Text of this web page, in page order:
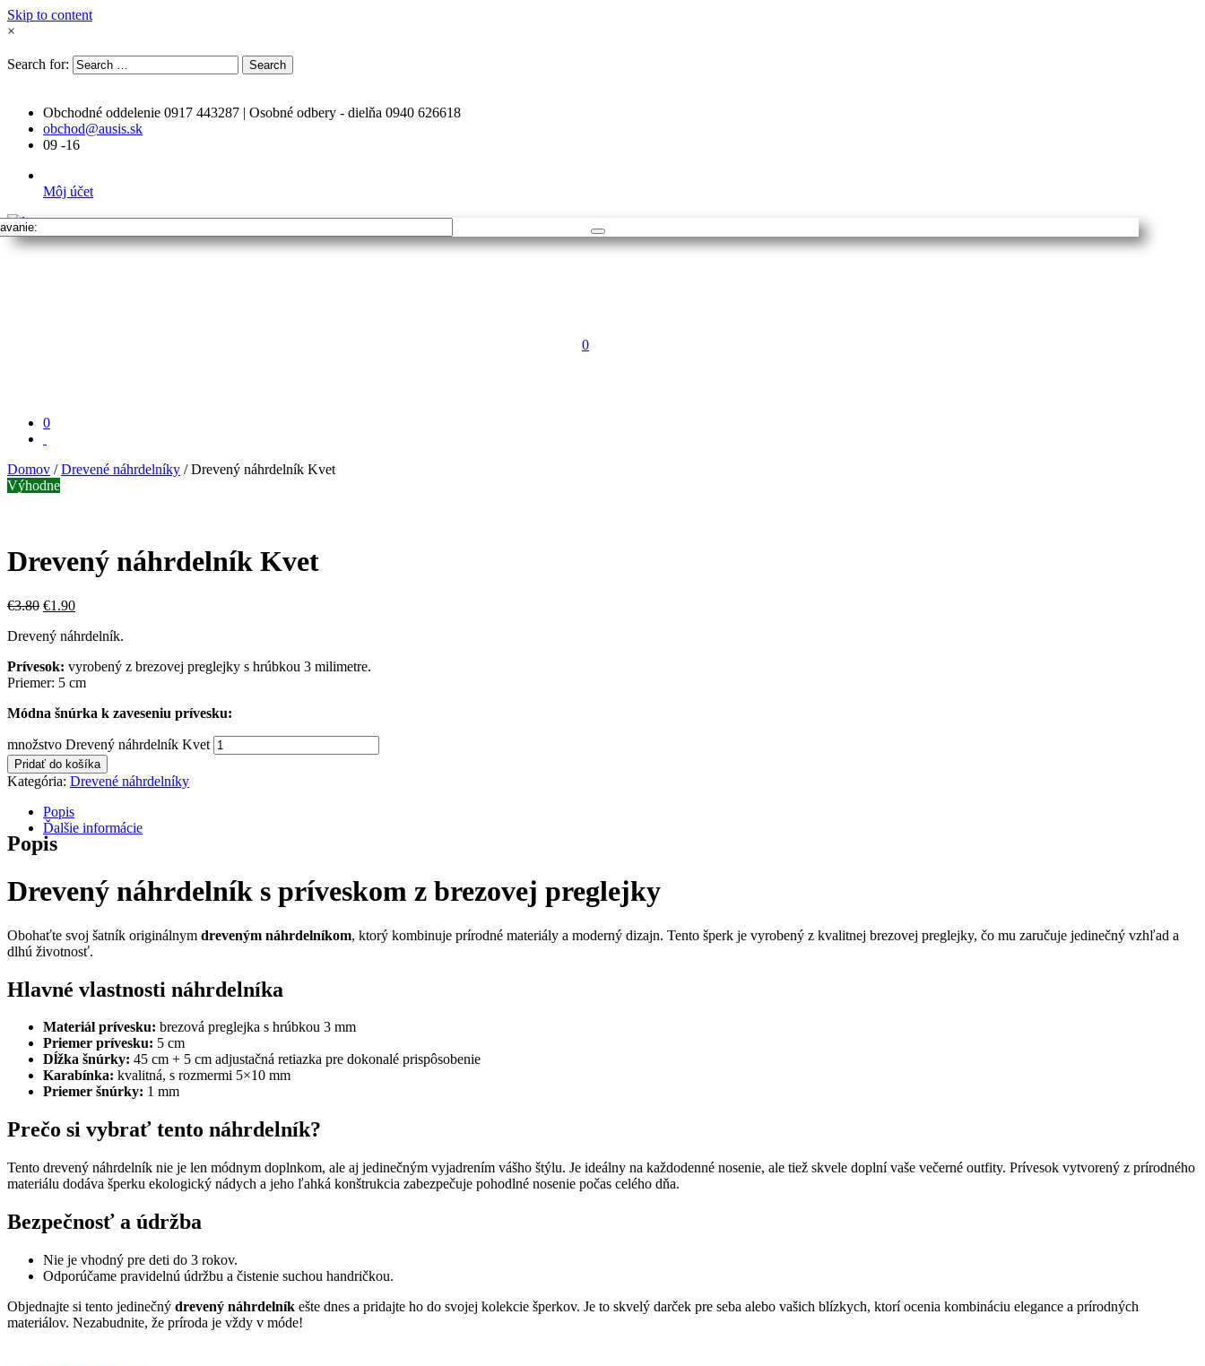
Skip to content
×
Search for: Search
Obchodné oddelenie 0917 443287 | Osobné odbery - dielňa 0940 626618
obchod@ausis.sk
09 -16
Môj účet
Vyhľadavanie:
0
0
Domov /Drevené náhrdelníky / Drevený náhrdelník Kvet
Výhodne
Drevený náhrdelník Kvet
€3.80 €1.90
Drevený náhrdelník.
Prívesok: vyrobený z brezovej preglejky s hrúbkou 3 milimetre.
Priemer: 5 cm
Módna šnúrka k zaveseniu prívesku:
množstvo Drevený náhrdelník Kvet
Pridať do košíka
Kategória: Drevené náhrdelníky
Popis
Ďalšie informácie
Popis
Drevený náhrdelník s príveskom z brezovej preglejky
Obohaťte svoj šatník originálnym dreveným náhrdelníkom, ktorý kombinuje prírodné materiály a moderný dizajn. Tento šperk je vyrobený z kvalitnej brezovej preglejky, čo mu zaručuje jedinečný vzhľad a
dlhú životnosť.
Hlavné vlastnosti náhrdelníka
Materiál prívesku: brezová preglejka s hrúbkou 3 mm
Priemer prívesku: 5 cm
Dĺžka šnúrky: 45 cm + 5 cm adjustačná retiazka pre dokonalé prispôsobenie
Karabínka: kvalitná, s rozmermi 5×10 mm
Priemer šnúrky: 1 mm
Prečo si vybrať tento náhrdelník?
Tento drevený náhrdelník nie je len módnym doplnkom, ale aj jedinečným vyjadrením vášho štýlu. Je ideálny na každodenné nosenie, ale tiež skvele doplní vaše večerné outfity. Prívesok vytvorený z prírodného
materiálu dodáva šperku ekologický nádych a jeho ľahká konštrukcia zabezpečuje pohodlné nosenie počas celého dňa.
Bezpečnosť a údržba
Nie je vhodný pre deti do 3 rokov.
Odporúčame pravidelnú údržbu a čistenie suchou handričkou.
Objednajte si tento jedinečný drevený náhrdelník ešte dnes a pridajte ho do svojej kolekcie šperkov. Je to skvelý darček pre seba alebo vašich blízkych, ktorí ocenia kombináciu elegance a prírodných
materiálov. Nezabudnite, že príroda je vždy v móde!